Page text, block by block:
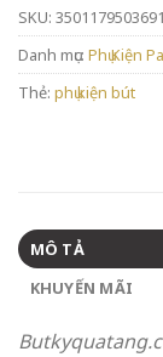
SKU: 3501179503691
Danh mục: Phụ Kiện
Thẻ: phụ kiện bút
MÔ TẢ
KHUYẾN MÃI